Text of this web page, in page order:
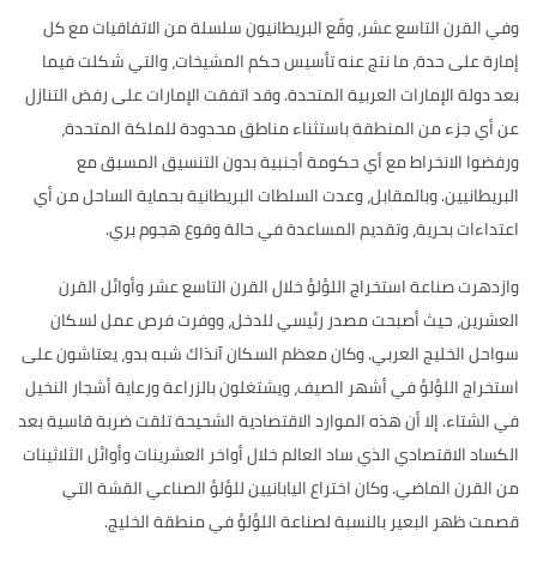
وفي القرن التاسع عشر، وقّع البريطانيون سلسلة من الاتفاقيات مع كل
إمارة على حدة، ما نتج عنه تأسيس حكم المشيخات، والتي شكلت فيما
بعد دولة الإمارات العربية المتحدة.وقد اتفقت الإمارات على رفض التنازل
عن أي جزء من المنطقة باستثناء مناطق محدودة للملكة المتحدة،
ورفضوا الانخراط مع أي حكومة أجنبية بدون التنسيق المسبق مع
البريطانيين.وبالمقابل، وعدت السلطات البريطانية بحماية الساحل من أي
اعتداءات بحرية، وتقديم المساعدة في حالة وقوع هجوم بري.
وازدهرت صناعة استخراج اللؤلؤ خلال القرن التاسع عشر وأوائل القرن
العشرين، حيث أصبحت مصدر رئيسي للدخل، ووفرت فرص عمل لسكان
سواحل الخليج العربي.وكان معظم السكان آنذاك شبه بدو، يعتاشون على
استخراج اللؤلؤ في أشهر الصيف، ويشتغلون بالزراعة ورعاية أشجار النخيل
في الشتاء.إلا أن هذه الموارد الاقتصادية الشحيحة تلقت ضربة قاسية بعد
الكساد الاقتصادي الذي ساد العالم خلال أواخر العشرينات وأوائل الثلاثينات
من القرن الماضي.وكان اختراع اليابانيين للؤلؤ الصناعي القشة التي
قصمت ظهر البعير بالنسبة لصناعة اللؤلؤ في منطقة الخليج.